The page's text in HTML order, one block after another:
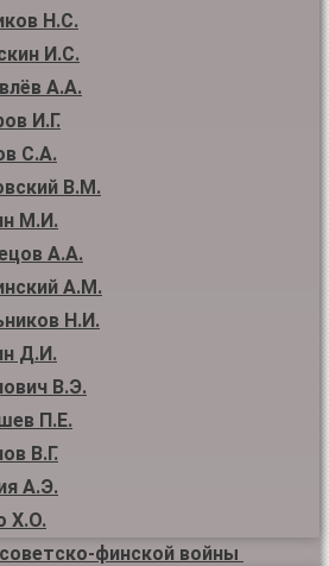
Н.С.
И.С.
А.А.
И.Г.
С.А.
В.М.
М.И.
А.А.
А.М.
Н.И.
Д.И.
В.Э.
П.Е.
В.Г.
А.Э.
Х.О.
финской войны